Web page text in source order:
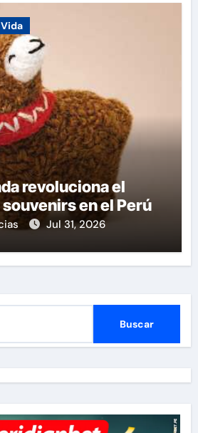
revoluciona el
en el Perú
Jul 31, 2026